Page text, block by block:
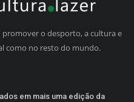
o desporto, a cultura e
como no resto do mundo.
em mais uma edição da